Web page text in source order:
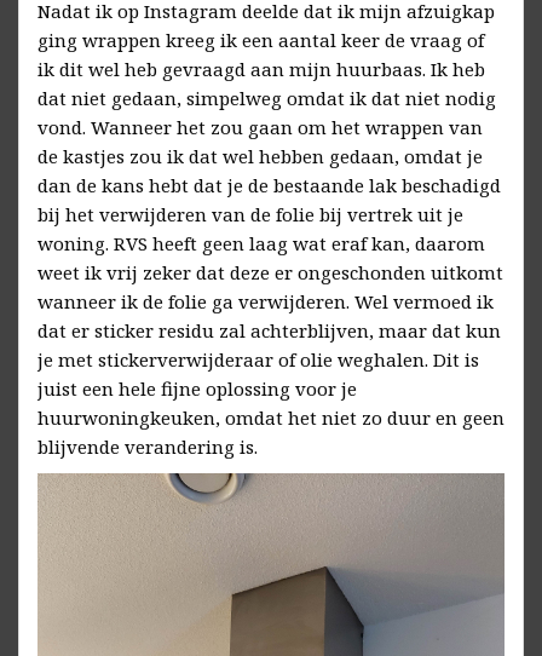
Nadat ik op Instagram deelde dat ik mijn afzuigkap
ging wrappen kreeg ik een aantal keer de vraag of
ik dit wel heb gevraagd aan mijn huurbaas. Ik heb
dat niet gedaan, simpelweg omdat ik dat niet nodig
vond. Wanneer het zou gaan om het wrappen van
de kastjes zou ik dat wel hebben gedaan, omdat je
dan de kans hebt dat je de bestaande lak beschadigd
bij het verwijderen van de folie bij vertrek uit je
woning. RVS heeft geen laag wat eraf kan, daarom
weet ik vrij zeker dat deze er ongeschonden uitkomt
wanneer ik de folie ga verwijderen. Wel vermoed ik
dat er sticker residu zal achterblijven, maar dat kun
je met stickerverwijderaar of olie weghalen. Dit is
juist een hele fijne oplossing voor je
huurwoningkeuken, omdat het niet zo duur en geen
blijvende verandering is.